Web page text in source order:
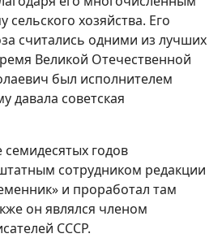
сельского хозяйства. Его
считались одними из лучших
Великой Отечественной
был исполнителем
давала советская
годов
сотрудником редакции
и проработал там
он являлся членом
СССР.